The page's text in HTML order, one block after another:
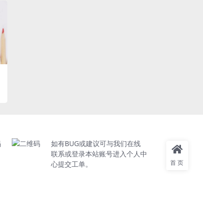
如有BUG或建议可与我们在线
联系或登录本站账号进入个人中
心提交工单。
首页